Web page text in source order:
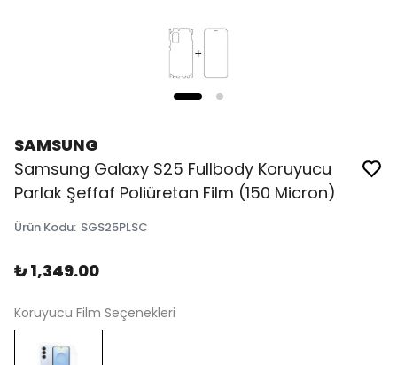
SAMSUNG
Samsung Galaxy S25 Fullbody Koruyucu
Parlak Şeffaf Poliüretan Film (150 Micron)
Ürün Kodu: SGS25PLSC
₺ 1,349.00
Koruyucu Film Seçenekleri